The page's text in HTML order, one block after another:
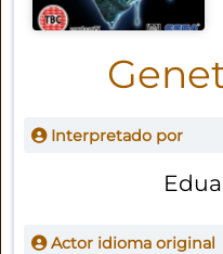
Interpretado por
Actor idioma original